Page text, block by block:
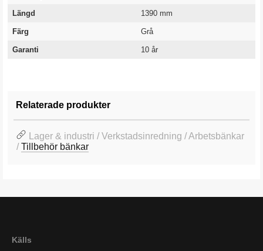
Längd 1390 mm
Färg Grå
Garanti 10 år
Relaterade produkter
Lager & industri / Verkstadsinredning / Arbetsbänkar
/Tillbehör bänkar
Källs